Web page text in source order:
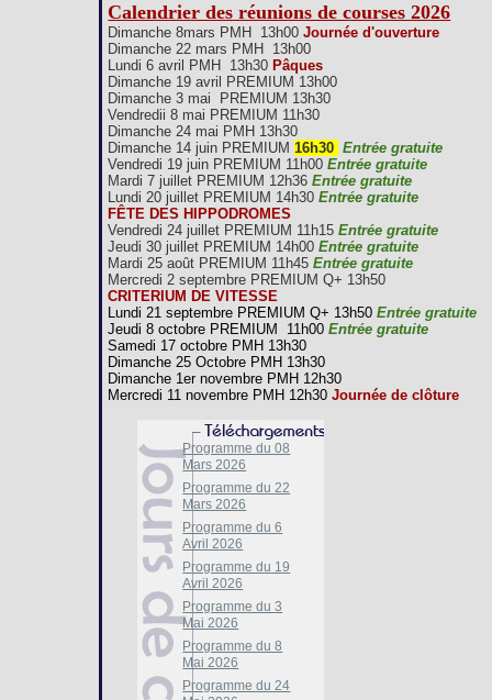
Calendrier des réunions de courses 2026
Dimanche 8mars PMH 13h00Journée d'ouverture
Dimanche 22 mars PMH 13h00
Lundi 6 avril PMH 13h30 Pâques
Dimanche 19 avril PREMIUM 13h00
Dimanche 3 mai PREMIUM 13h30
Vendredii 8 mai PREMIUM 11h30
Dimanche 24 mai PMH 13h30
Dimanche 14 juin PREMIUM16h30 Entrée gratuite
Vendredi 19 juin PREMIUM 11h00Entrée gratuite
Mardi 7 juillet PREMIUM 12h36Entrée gratuite
Lundi 20 juillet PREMIUM 14h30Entrée gratuite
FÊTE DES HIPPODROMES
Vendredi 24 juillet PREMIUM 11h15Entrée gratuite
Jeudi 30 juillet PREMIUM 14h00 Entrée gratuite
Mardi 25 août PREMIUM 11h45Entrée gratuite
Mercredi 2 septembre PREMIUM Q+ 13h50
CRITERIUM DE VITESSE
Lundi 21 septembre PREMIUM Q+ 13h50Entrée gratuite
Jeudi 8 octobre PREMIUM 11h00Entrée gratuite
Samedi 17 octobre PMH 13h30
Dimanche 25 Octobre PMH 13h30
Dimanche 1er novembre PMH 12h30
Mercredi 11 novembre PMH 12h30Journée de clôture
Programme du 08
Mars 2026
Programme du 22
Mars 2026
Programme du 6
Avril 2026
Programme du 19
Avril 2026
Programme du 3
Mai 2026
Programme du 8
Mai 2026
Programme du 24